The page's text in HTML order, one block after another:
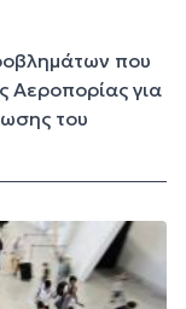
που
Αεροπορίας για
του